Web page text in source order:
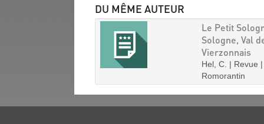
DU MÊME AUTEUR
Le Petit
Sologne, Val
Vierzonnais
Hel, C. | Revue
Romorantin